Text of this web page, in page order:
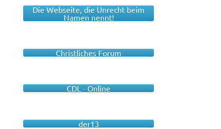
Die Webseite, die Unrecht beim
Namen nennt!
Christliches Forum
CDL - Online
der13